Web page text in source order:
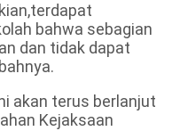
bahwa sebagian
dan tidak dapat
akan terus berlanjut
Kejaksaan